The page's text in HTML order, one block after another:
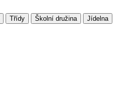
Třídy Školní družina
Jídelna